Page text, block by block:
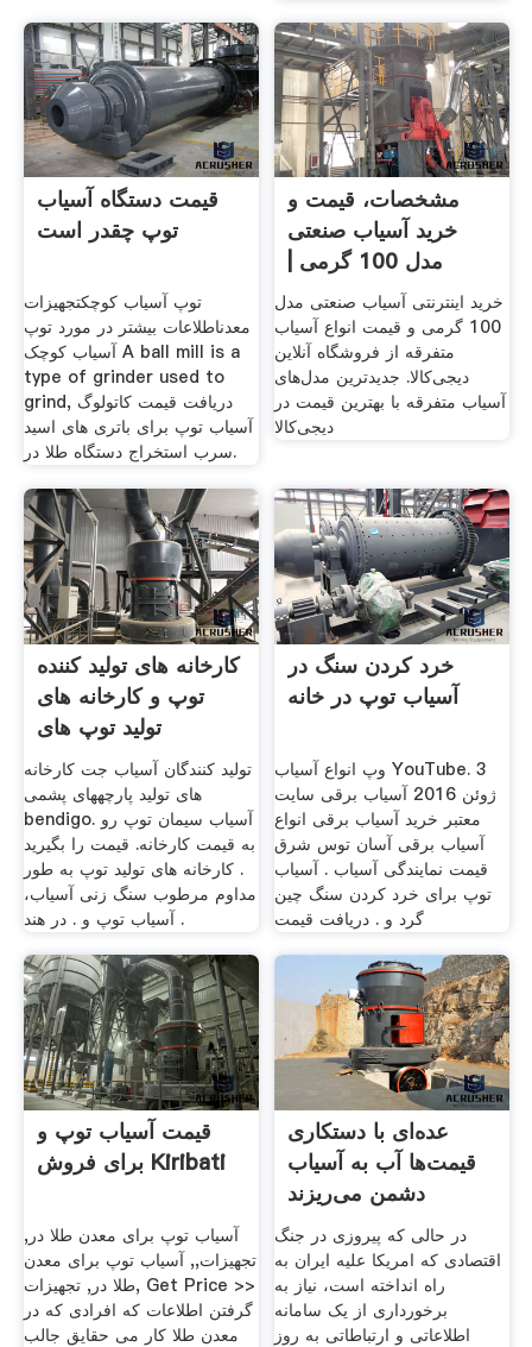
قیمت دستگاه آسیاب
توپ چقدر است
توپ آسیاب کوچکتجهیزات
معدناطلاعات بیشتر در مورد توپ
آسیاب کوچک A ball mill is a
type of grinder used to
grind, دریافت قیمت کاتولوگ
آسیاب توپ برای باتری های اسید
سرب استخراج دستگاه طلا در.
مشخصات، قیمت و
خرید آسیاب صنعتی
مدل 100 گرمی |
خرید اینترنتی آسیاب صنعتی مدل
100 گرمی و قیمت انواع آسیاب
متفرقه از فروشگاه آنلاین
دیجی‌کالا. جدیدترین مدل‌های
آسیاب متفرقه با بهترین قیمت در
دیجی‌کالا
کارخانه های تولید کننده
توپ و کارخانه های
تولید توپ های
تولید کنندگان آسیاب جت کارخانه
های تولید پارچههای پشمی
bendigo. آسیاب سیمان توپ رو
به قیمت کارخانه. قیمت را بگیرید
. کارخانه های تولید توپ به طور
مداوم مرطوب سنگ زنی آسیاب،
آسیاب توپ و . در هند .
خرد کردن سنگ در
آسیاب توپ در خانه
وپ انواع آسیاب YouTube. 3
ژوئن 2016 آسیاب برقی سایت
معتبر خرید آسیاب برقی انواع
آسیاب برقی آسان توس شرق
قیمت نمایندگی آسیاب . آسیاب
توپ برای خرد کردن سنگ چین
گرد و . دریافت قیمت
قیمت آسیاب توپ و
برای فروش Kiribati
آسیاب توپ برای معدن طلا در,
تجهیزات,, آسیاب توپ برای معدن
طلا در, تجهیزات, Get Price >>
گرفتن اطلاعات که افرادی که در
معدن طلا کار می حقایق جالب
عده‌ای با دستکاری
قیمت‌ها آب به آسیاب
دشمن می‌ریزند
در حالی که پیروزی در جنگ
اقتصادی که امریکا علیه ایران به
راه انداخته است، نیاز به
برخورداری از یک سامانه
اطلاعاتی و ارتباطاتی به روز